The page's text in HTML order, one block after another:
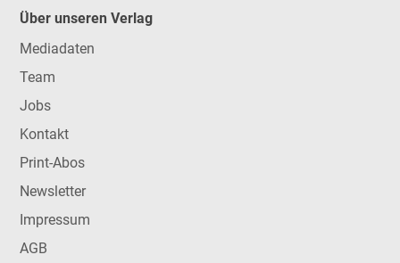
Über unseren Verlag
Mediadaten
Team
Jobs
Kontakt
Print-Abos
Newsletter
Impressum
AGB